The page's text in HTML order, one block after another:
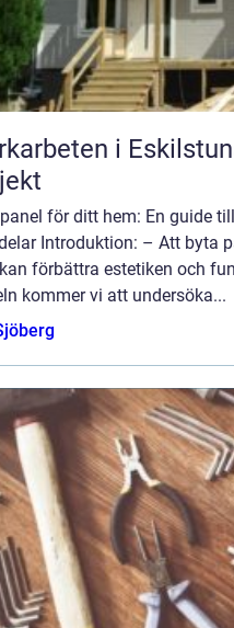
i
för ditt hem: En guide
Introduktion: – Att byta
förbättra estetiken och
kommer vi att undersöka...